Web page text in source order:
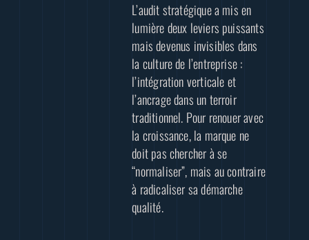
L’audit stratégique a mis en
lumière deux leviers puissants
mais devenus invisibles dans
la culture de l’entreprise :
l’intégration verticale et
l’ancrage dans un terroir
traditionnel. Pour renouer avec
la croissance, la marque ne
doit pas chercher à se
“normaliser”, mais au contraire
à radicaliser sa démarche
qualité.